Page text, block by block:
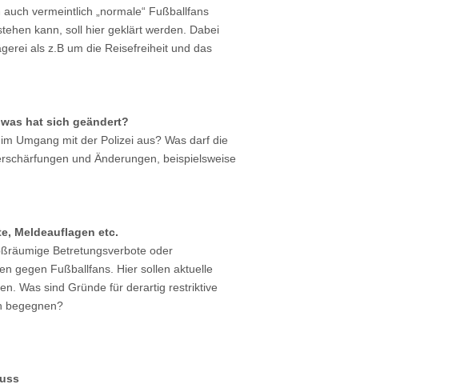
vermeintlich „normale“ Fußballfans
kann, soll hier geklärt werden. Dabei
als z.B um die Reisefreiheit und das
hat sich geändert?
Umgang mit der Polizei aus? Was darf die
und Änderungen, beispielsweise
Meldeauflagen etc.
Betretungsverbote oder
gegen Fußballfans. Hier sollen aktuelle
Was sind Gründe für derartig restriktive
begegnen?